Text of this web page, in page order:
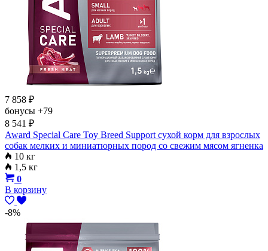
7 858 ₽
бонусы +79
8 541 ₽
Award Special Care Toy Breed Support сухой корм для взрослых
собак мелких и миниатюрных пород со свежим мясом ягненка
10 кг
1,5 кг
0
В корзину
-8%